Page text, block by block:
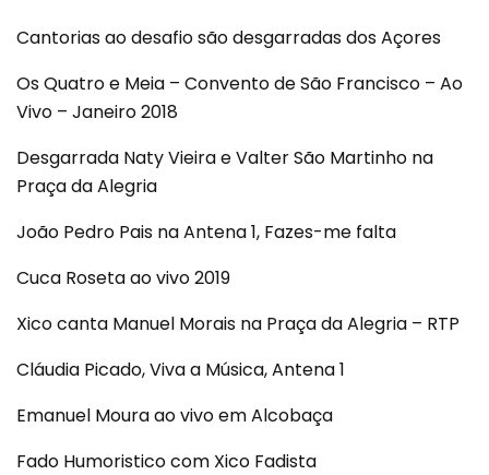
Cantorias ao desafio são desgarradas dos Açores
Os Quatro e Meia – Convento de São Francisco – Ao
Vivo – Janeiro 2018
Desgarrada Naty Vieira e Valter São Martinho na
Praça da Alegria
João Pedro Pais na Antena 1, Fazes-me falta
Cuca Roseta ao vivo 2019
Xico canta Manuel Morais na Praça da Alegria – RTP
Cláudia Picado, Viva a Música, Antena 1
Emanuel Moura ao vivo em Alcobaça
Fado Humoristico com Xico Fadista